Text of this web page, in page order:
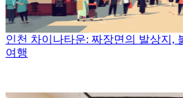
인천 차이나타운: 짜장면의 발상지,
여행